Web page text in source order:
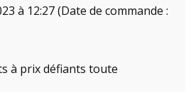
à 12:27(Date de commande :
à prix défiants toute